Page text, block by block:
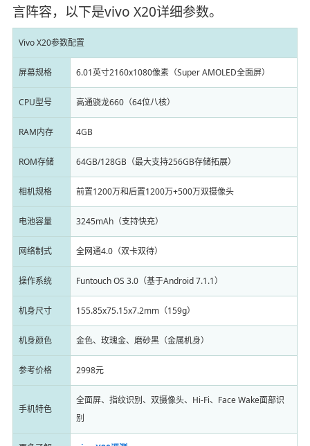
言阵容，以下是vivo X20详细参数。
Vivo X20参数配置
屏幕规格 6.01英寸2160x1080像素（Super AMOLED全面屏）
CPU型号 高通骁龙660（64位八核）
RAM内存 4GB
ROM存储 64GB/128GB（最大支持256GB存储拓展）
相机规格 前置1200万和后置1200万+500万双摄像头
电池容量 3245mAh（支持快充）
网络制式 全网通4.0（双卡双待）
操作系统 Funtouch OS 3.0（基于Android 7.1.1）
机身尺寸 155.85x75.15x7.2mm（159g）
机身颜色 金色、玫瑰金、磨砂黑（金属机身）
参考价格 2998元
手机特色
全面屏、指纹识别、双摄像头、Hi-Fi、Face Wake面部识
别